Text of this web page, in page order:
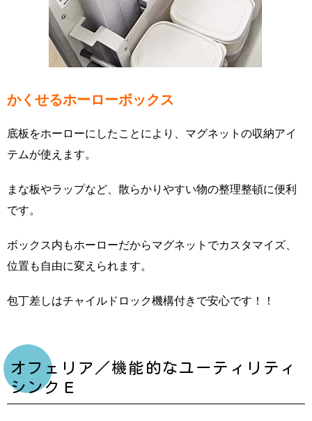
かくせるホーローボックス
底板をホーローにしたことにより、マグネットの収納アイ
テムが使えます。
まな板やラップなど、散らかりやすい物の整理整頓に便利
です。
ボックス内もホーローだからマグネットでカスタマイズ、
位置も自由に変えられます。
包丁差しはチャイルドロック機構付きで安心です！！
オフェリア／機能的なユーティリティ
シンクＥ